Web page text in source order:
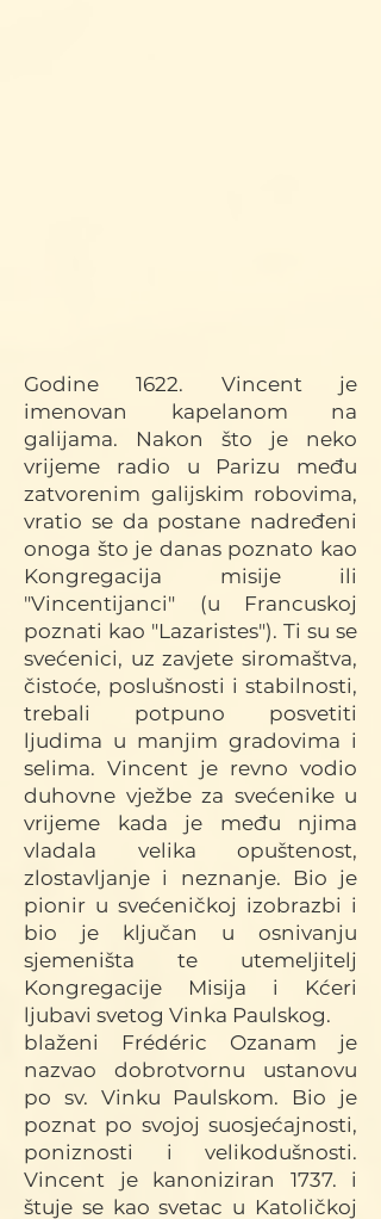
Godine 1622. Vincent je
imenovan kapelanom na
galijama. Nakon što je neko
vrijeme radio u Parizu među
zatvorenim galijskim robovima,
vratio se da postane nadređeni
onoga što je danas poznato kao
Kongregacija misije ili
"Vincentijanci" (u Francuskoj
poznati kao "Lazaristes"). Ti su se
svećenici, uz zavjete siromaštva,
čistoće, poslušnosti i stabilnosti,
trebali potpuno posvetiti
ljudima u manjim gradovima i
selima. Vincent je revno vodio
duhovne vježbe za svećenike u
vrijeme kada je među njima
vladala velika opuštenost,
zlostavljanje i neznanje. Bio je
pionir u svećeničkoj izobrazbi i
bio je ključan u osnivanju
sjemeništa te utemeljitelj
Kongregacije Misija i Kćeri
ljubavi svetog Vinka Paulskog.
blaženi Frédéric Ozanam je
nazvao dobrotvornu ustanovu
po sv. Vinku Paulskom. Bio je
poznat po svojoj suosjećajnosti,
poniznosti i velikodušnosti.
Vincent je kanoniziran 1737. i
štuje se kao svetac u Katoličkoj